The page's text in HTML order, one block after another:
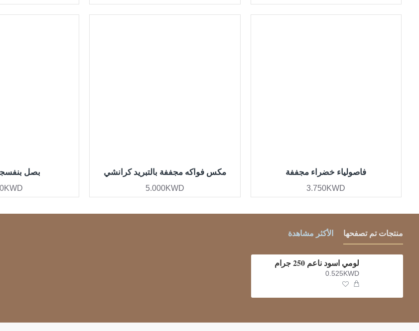
فاصولياء خضراء مجففة
3.750KWD
مكس فواكه مجففة بالتبريد كرانشي
5.000KWD
بصل
منتجات تم تصفحها الأكثر مشاهدة
لومي اسود ناعم 250 جرام
0.525KWD